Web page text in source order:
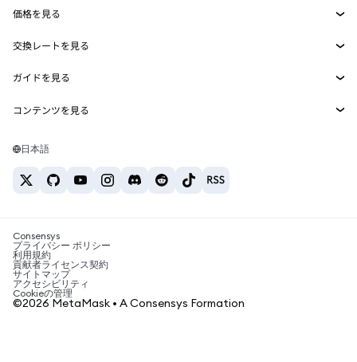
MetaMask Connect
Snaps
Web3サービス
セキュリティ
サポート
キャリア
お問い合わせ
価格を見る
イーサリアムの価格
Solanaの価格
Tetherの価格
交換レートを見る
ETH→USD
USDT→INR
BTC→INR
ETH→USDT
ガイドを見る
ETHの購入
USDTの購入
SHIBの購入
BNBの購入
コンテンツを見る
Solanaウォレット
税制関連ニュース
暗号資産の購入方法は？
ビットコインを売るには？
日本語
Consensys
プライバシー ポリシー
利用規約
貢献者ライセンス契約
サイトマップ
アクセシビリティ
Cookieの管理
©2026 MetaMask • A Consensys Formation